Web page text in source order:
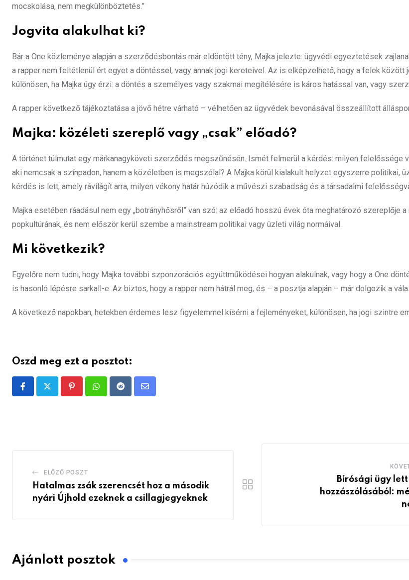
mocskolása, nem megkülönböztetés.”
Jogvita alakulhat ki?
Bár a One közleménye alapján a szerződésbontás már eldöntött tény, Majka jelezte: ügyvédi egyeztetések
a rapper nem feltétlenül ért egyet a döntéssel, vagy annak jogi kereteivel. Az is elképzelhető, hogy a felek között
különösen, ha Majka úgy érzi: a döntés a személyes vagy szakmai megítélésére is káros hatással van, vagy
A rapper következő tájékoztatása a jövő hétre várható – vélhetően az ügyvédek bevonásával összeállított
Majka: közéleti szereplő vagy „csak” előadó?
A történet túlmutat egy márkanagyköveti szerződés megszűnésén. Ismét felmerül a kérdés: milyen felelőssége
aki nemcsak a színpadon, hanem a közéletben is megszólal? A Majka körül kialakult helyzet egyszerre politikai,
kérdés is lett, amely rávilágít arra, milyen vékony határ húzódik a művészi szabadság és a társadalmi
Majka esetében ráadásul nem egy „botrányhősről” van szó: az előadó hosszú évek óta meghatározó szereplője a
popkultúrának, és nem először kerül szembe a mainstream politikai vagy üzleti világ normáival.
Mi következik?
Egyelőre nem tudni, hogy Majka további szponzorációs együttműködései hogyan alakulnak, vagy hogy a One
is hasonló lépésre sarkall-e. Az biztos, hogy a rapper nem hátrál meg, és – a posztja alapján – már dolgozik a
A következő napokban, hetekben érdemes lesz figyelemmel kísérni a fejleményeket, különösen, ha jogi szintre
Oszd meg ezt a posztot:
PinterestWhatsappRedditShare
ELŐZŐ POSZT
Hatalmas zsák szerencsét hoz a második
nyári Újhold ezeknek a csillagjegyeknek
Bírósági ügy
hozzászólásából:
Ajánlott posztok